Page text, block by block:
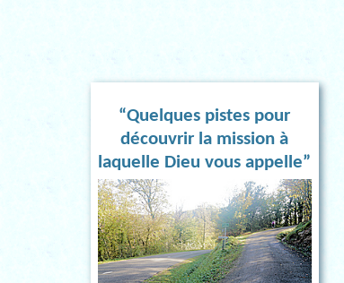
“Quelques pistes pour
découvrir la mission à
laquelle Dieu vous appelle”